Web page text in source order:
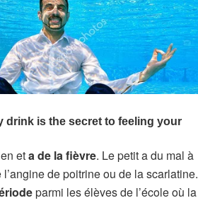
eta de la fièvre. Le petit a du mal à
de poitrine ou de la scarlatine.
parmi les élèves de l’école où la